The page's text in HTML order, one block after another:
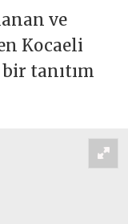
ve
Kocaeli
tanıtım